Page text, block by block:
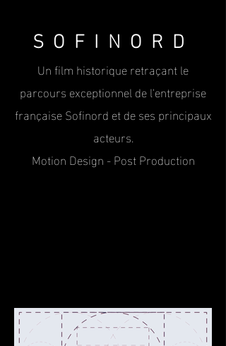
SOFINORD
Un film historique retraçant le
parcours exceptionnel de l'entreprise
française Sofinord et de ses principaux
acteurs.
Motion Design - Post Production